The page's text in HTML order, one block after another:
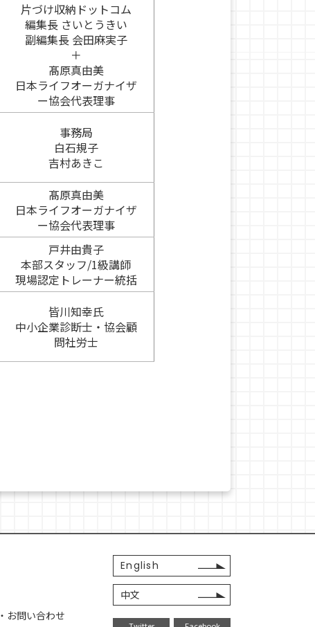
片づけ収納ドットコム
編集長 さいとうきい
副編集長 会田麻実子
＋
髙原真由美
日本ライフオーガナイザ
ー協会代表理事
事務局
白石規子
吉村あきこ
髙原真由美
日本ライフオーガナイザ
ー協会代表理事
戸井由貴子
本部スタッフ/1級講師
現場認定トレーナー統括
皆川知幸氏
中小企業診断士・協会顧
問社労士
・お問い合わせ
English
中文